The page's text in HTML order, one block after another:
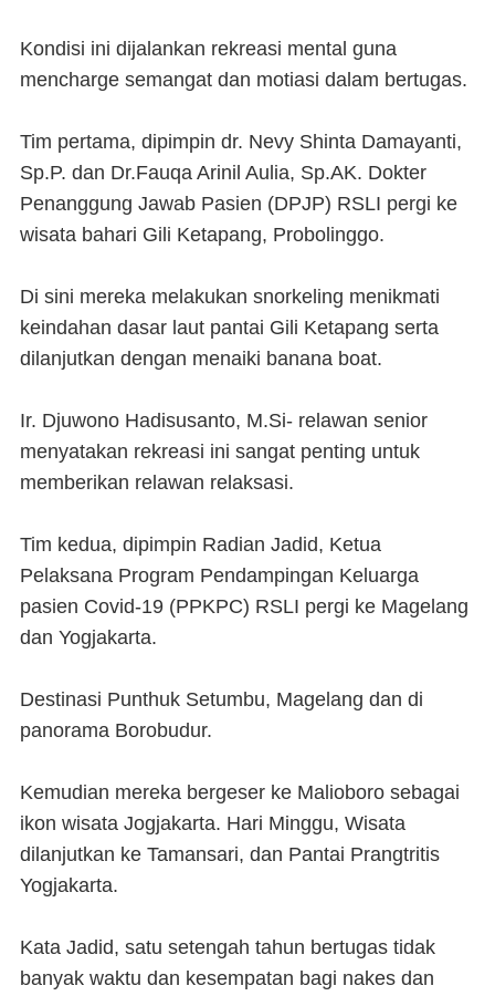
Kondisi ini dijalankan rekreasi mental guna
mencharge semangat dan motiasi dalam bertugas.
Tim pertama, dipimpin dr. Nevy Shinta Damayanti,
Sp.P. dan Dr.Fauqa Arinil Aulia, Sp.AK. Dokter
Penanggung Jawab Pasien (DPJP) RSLI pergi ke
wisata bahari Gili Ketapang, Probolinggo.
Di sini mereka melakukan snorkeling menikmati
keindahan dasar laut pantai Gili Ketapang serta
dilanjutkan dengan menaiki banana boat.
Ir. Djuwono Hadisusanto, M.Si- relawan senior
menyatakan rekreasi ini sangat penting untuk
memberikan relawan relaksasi.
Tim kedua, dipimpin Radian Jadid, Ketua
Pelaksana Program Pendampingan Keluarga
pasien Covid-19 (PPKPC) RSLI pergi ke Magelang
dan Yogjakarta.
Destinasi Punthuk Setumbu, Magelang dan di
panorama Borobudur.
Kemudian mereka bergeser ke Malioboro sebagai
ikon wisata Jogjakarta. Hari Minggu, Wisata
dilanjutkan ke Tamansari, dan Pantai Prangtritis
Yogjakarta.
Kata Jadid, satu setengah tahun bertugas tidak
banyak waktu dan kesempatan bagi nakes dan